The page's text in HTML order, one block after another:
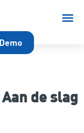
Demo
de slag